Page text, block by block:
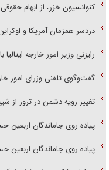
کنوانسیون خزر، از ابهام
دردسر همزمان آمریکا و
رایزنی وزیر امور خارجه ایتالیا
گفت‌وگوی تلفنی وزرای امور
تغییر رویه دشمن در ترور از
پیاده روی جاماندگان اربعین
پیاده روی جاماندگان اربعین